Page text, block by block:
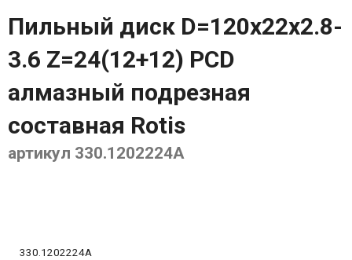
Пильный диск D=120x22x2.8-
3.6 Z=24(12+12) PCD
алмазный подрезная
составная Rotis
артикул 330.1202224A
330.1202224A